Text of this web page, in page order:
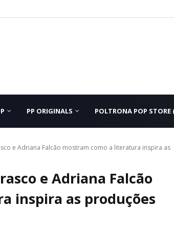
PP ORIGINALS POLTRONA POP STORE
e Adriana Falcão mostram como a literatura inspira as
e Adriana Falcão
inspira as produções